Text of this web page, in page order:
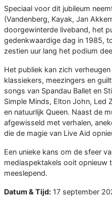
Speciaal voor dit jubileum
(Vandenberg, Kayak, Jan
doorgewinterde liveband, het
gedenkwaardige dag in 1985,
zestien uur lang het podium
Het publiek kan zich
klassiekers, meezingers en
songs van Spandau Ballet en
Simple Minds, Elton John, Led
en natuurlijk Queen. Naast de
afgewisseld met verhalen,
die de magie van Live Aid
Een unieke kans om de sfeer
mediaspektakels ooit opnieuw
meeslepend.
Datum & Tijd: 17 september